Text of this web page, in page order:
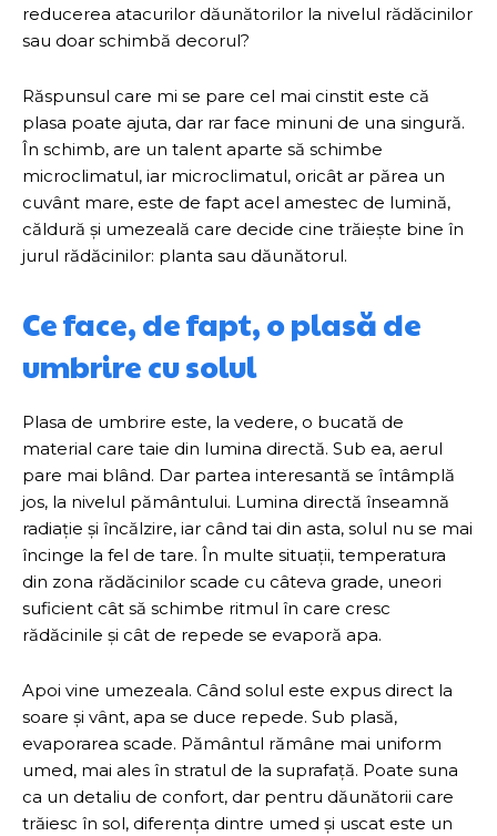
reducerea atacurilor dăunătorilor la nivelul rădăcinilor
sau doar schimbă decorul?
Răspunsul care mi se pare cel mai cinstit este că
plasa poate ajuta, dar rar face minuni de una singură.
În schimb, are un talent aparte să schimbe
microclimatul, iar microclimatul, oricât ar părea un
cuvânt mare, este de fapt acel amestec de lumină,
căldură și umezeală care decide cine trăiește bine în
jurul rădăcinilor: planta sau dăunătorul.
Ce face, de fapt, o plasă de
umbrire cu solul
Plasa de umbrire este, la vedere, o bucată de
material care taie din lumina directă. Sub ea, aerul
pare mai blând. Dar partea interesantă se întâmplă
jos, la nivelul pământului. Lumina directă înseamnă
radiație și încălzire, iar când tai din asta, solul nu se mai
încinge la fel de tare. În multe situații, temperatura
din zona rădăcinilor scade cu câteva grade, uneori
suficient cât să schimbe ritmul în care cresc
rădăcinile și cât de repede se evaporă apa.
Apoi vine umezeala. Când solul este expus direct la
soare și vânt, apa se duce repede. Sub plasă,
evaporarea scade. Pământul rămâne mai uniform
umed, mai ales în stratul de la suprafață. Poate suna
ca un detaliu de confort, dar pentru dăunătorii care
trăiesc în sol, diferența dintre umed și uscat este un